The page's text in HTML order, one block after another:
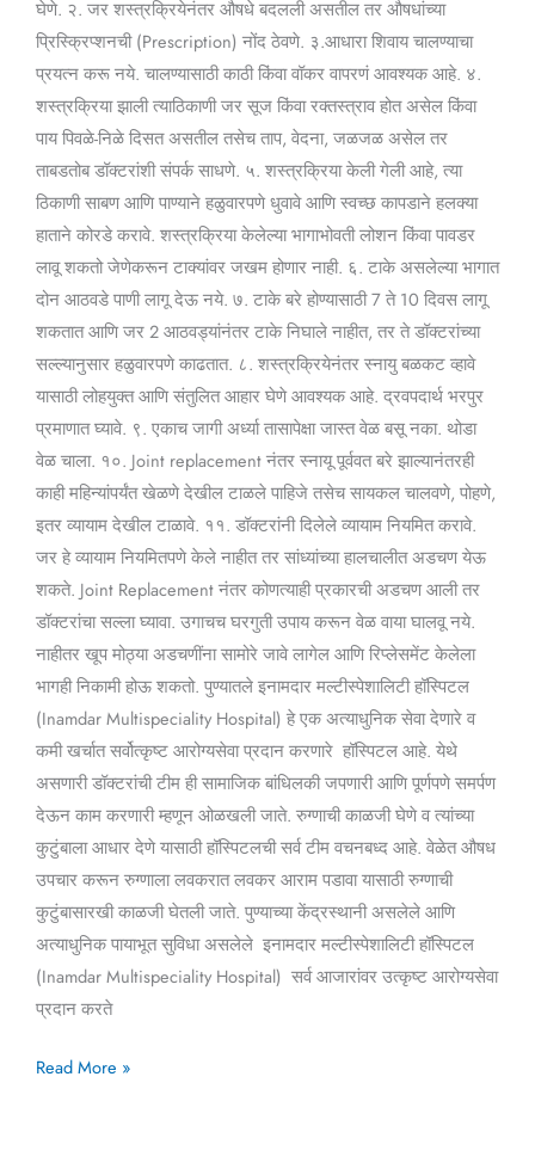
घेणे. २. जर शस्त्रक्रियेनंतर औषधे बदलली असतील तर औषधांच्या
प्रिस्क्रिप्शनची (Prescription) नोंद ठेवणे. ३.आधारा शिवाय चालण्याचा
प्रयत्न करू नये. चालण्यासाठी काठी किंवा वॉकर वापरणं आवश्यक आहे. ४.
शस्त्रक्रिया झाली त्याठिकाणी जर सूज किंवा रक्तस्त्राव होत असेल किंवा
पाय पिवळे-निळे दिसत असतील तसेच ताप, वेदना, जळजळ असेल तर
ताबडतोब डॉक्टरांशी संपर्क साधणे. ५. शस्त्रक्रिया केली गेली आहे, त्या
ठिकाणी साबण आणि पाण्याने हळुवारपणे धुवावे आणि स्वच्छ कापडाने हलक्या
हाताने कोरडे करावे. शस्त्रक्रिया केलेल्या भागाभोवती लोशन किंवा पावडर
लावू शकतो जेणेकरून टाक्यांवर जखम होणार नाही. ६. टाके असलेल्या भागात
दोन आठवडे पाणी लागू देऊ नये. ७. टाके बरे होण्यासाठी 7 ते 10 दिवस लागू
शकतात आणि जर 2 आठवड्यांनंतर टाके निघाले नाहीत, तर ते डॉक्टरांच्या
सल्ल्यानुसार हळुवारपणे काढतात. ८. शस्त्रक्रियेनंतर स्नायु बळकट व्हावे
यासाठी लोहयुक्त आणि संतुलित आहार घेणे आवश्यक आहे. द्रवपदार्थ भरपुर
प्रमाणात घ्यावे. ९. एकाच जागी अर्ध्या तासापेक्षा जास्त वेळ बसू नका. थोडा
वेळ चाला. १०. Joint replacement नंतर स्नायू पूर्ववत बरे झाल्यानंतरही
काही महिन्यांपर्यंत खेळणे देखील टाळले पाहिजे तसेच सायकल चालवणे, पोहणे,
इतर व्यायाम देखील टाळावे. ११. डॉक्टरांनी दिलेले व्यायाम नियमित करावे.
जर हे व्यायाम नियमितपणे केले नाहीत तर सांध्यांच्या हालचालीत अडचण येऊ
शकते. Joint Replacement नंतर कोणत्याही प्रकारची अडचण आली तर
डॉक्टरांचा सल्ला घ्यावा. उगाचच घरगुती उपाय करून वेळ वाया घालवू नये.
नाहीतर खूप मोठ्या अडचणींना सामोरे जावे लागेल आणि रिप्लेसमेंट केलेला
भागही निकामी होऊ शकतो. पुण्यातले इनामदार मल्टीस्पेशालिटी हॉस्पिटल
(Inamdar Multispeciality Hospital) हे एक अत्याधुनिक सेवा देणारे व
कमी खर्चात सर्वोत्कृष्ट आरोग्यसेवा प्रदान करणारे हॉस्पिटल आहे. येथे
असणारी डॉक्टरांची टीम ही सामाजिक बांधिलकी जपणारी आणि पूर्णपणे समर्पण
देऊन काम करणारी म्हणून ओळखली जाते. रुग्णाची काळजी घेणे व त्यांच्या
कुटुंबाला आधार देणे यासाठी हॉस्पिटलची सर्व टीम वचनबध्द आहे. वेळेत औषध
उपचार करून रुग्णाला लवकरात लवकर आराम पडावा यासाठी रुग्णाची
कुटुंबासारखी काळजी घेतली जाते. पुण्याच्या केंद्रस्थानी असलेले आणि
अत्याधुनिक पायाभूत सुविधा असलेले इनामदार मल्टीस्पेशालिटी हॉस्पिटल
(Inamdar Multispeciality Hospital) सर्व आजारांवर उत्कृष्ट आरोग्यसेवा
प्रदान करते
Read More »